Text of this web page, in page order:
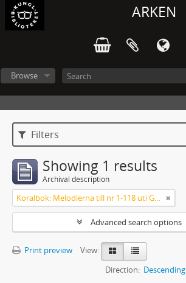
ARKEN
Browse
Filters
Showing 1 results
Archival description
Koralbok: Melodierna till nr 1-118 uti Gamla Psalmboken, enstämmigt satta
Advanced search options
Print preview
View:
Direction: Descending